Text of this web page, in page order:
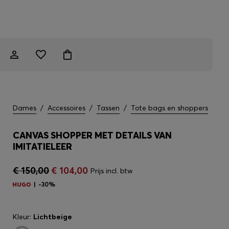
Dames / Accessoires / Tassen / Tote bags en shoppers
CANVAS SHOPPER MET DETAILS VAN
IMITATIELEER
€ 150,00 € 104,00 Prijs incl. btw
-30%
Kleur: Lichtbeige